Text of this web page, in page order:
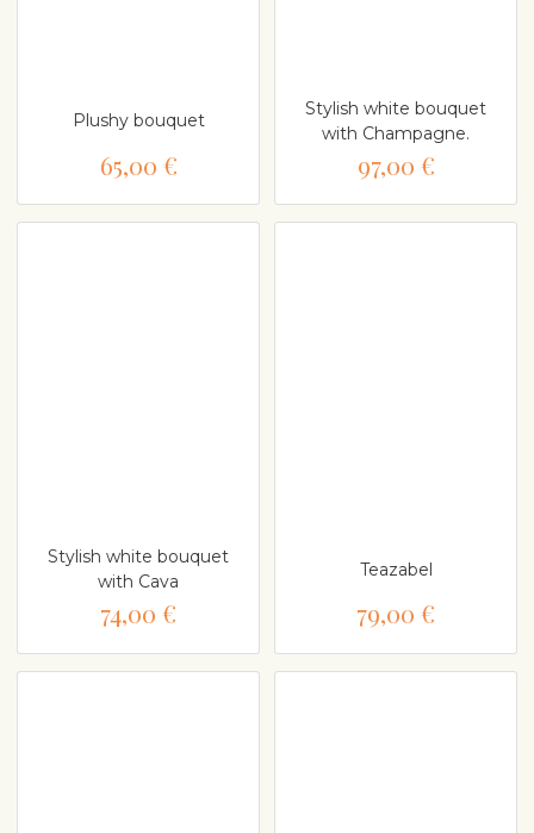
Plushy bouquet
65,00 €
Stylish white bouquet
with Champagne.
97,00 €
Stylish white bouquet
with Cava
74,00 €
Teazabel
79,00 €